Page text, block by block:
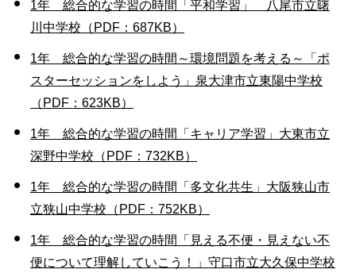
1年 総合的な学習の時間「平和学習」 八尾市立曙
川中学校（PDF：687KB）
1年 総合的な学習の時間～環境問題を考える～「ポ
スターセッションをしよう」泉大津市立東陽中学校
（PDF：623KB）
1年 総合的な学習の時間「キャリア学習」大東市立
深野中学校（PDF：732KB）
1年 総合的な学習の時間「多文化共生」大阪狭山市
立狭山中学校（PDF：752KB）
1年 総合的な学習の時間「見える不便・見えない不
便について理解していこう！」守口市立大久保中学校